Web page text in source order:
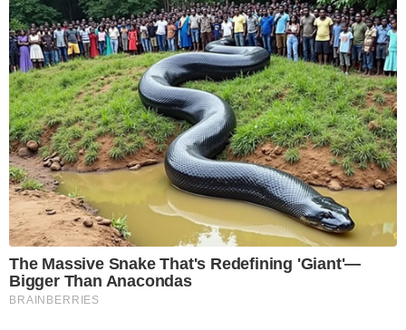
The Massive Snake That's Redefining 'Giant'—
Bigger Than Anacondas
BRAINBERRIES